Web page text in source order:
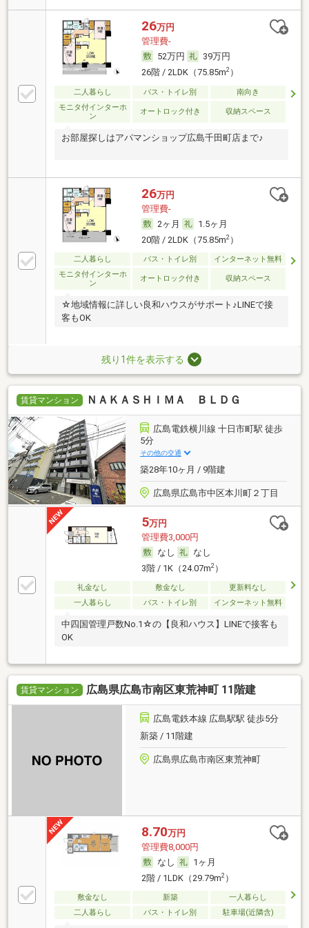
26万円
管理費-
52万円
39万円
26階 / 2LDK（75.85m2）
二人暮らし バス・トイレ別
南向き
モニタ付インターホ
ン
オートロック付き 収納スペース
お部屋探しはアパマンショップ広島千田町店まで♪
26万円
管理費-
2ヶ月
1.5ヶ月
20階 / 2LDK（75.85m2）
二人暮らし バス・トイレ別
インターネット無料
モニタ付インターホ
ン
オートロック付き 収納スペース
☆地域情報に詳しい良和ハウスがサポート♪LINEで接
客もOK
残り1件を表示する
賃貸マンション ＮＡＫＡＳＨＩＭＡ ＢＬＤＧ
広島電鉄横川線 十日市町駅 徒歩
5分
その他の交通
築28年10ヶ月 / 9階建
広島県広島市中区本川町２丁目
5万円
管理費3,000円
なし
なし
3階 / 1K（24.07m2）
礼金なし 敷金なし
更新料なし
一人暮らし
バス・トイレ別 インターネット無料
中四国管理戸数No.1☆の【良和ハウス】LINEで接客も
OK
賃貸マンション 広島県広島市南区東荒神町 11階建
広島電鉄本線 広島駅駅 徒歩5分
新築 / 11階建
広島県広島市南区東荒神町
8.70万円
管理費8,000円
なし
1ヶ月
2階 / 1LDK（29.79m2）
敷金なし 新築
一人暮らし
二人暮らし
バス・トイレ別 駐車場(近隣含)